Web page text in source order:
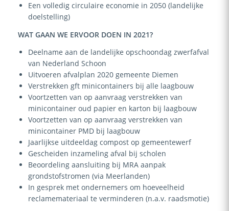
Een volledig circulaire economie in 2050 (landelijke
doelstelling)
WAT GAAN WE ERVOOR DOEN IN 2021?
Deelname aan de landelijke opschoondag zwerfafval
van Nederland Schoon
Uitvoeren afvalplan 2020 gemeente Diemen
Verstrekken gft minicontainers bij alle laagbouw
Voortzetten van op aanvraag verstrekken van
minicontainer oud papier en karton bij laagbouw
Voortzetten van op aanvraag verstrekken van
minicontainer PMD bij laagbouw
Jaarlijkse uitdeeldag compost op gemeentewerf
Gescheiden inzameling afval bij scholen
Beoordeling aansluiting bij MRA aanpak
grondstofstromen (via Meerlanden)
In gesprek met ondernemers om hoeveelheid
reclamemateriaal te verminderen (n.a.v. raadsmotie)